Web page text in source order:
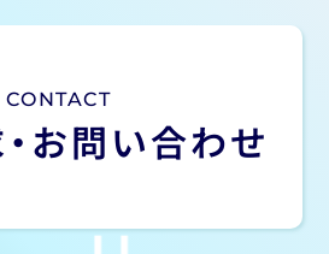
CONTACT
お問い合わせ